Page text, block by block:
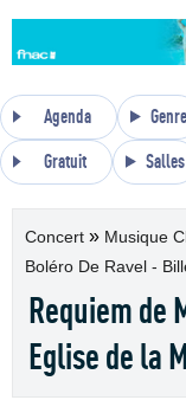
Agenda Genre
Gratuit Salles
Concert » Musique
Boléro De Ravel -
Requiem de
Eglise de la